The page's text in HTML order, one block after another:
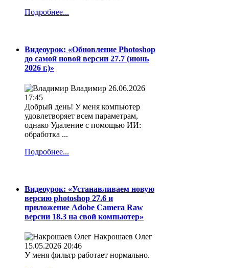
Подробнее...
Видеоурок: «Обновление Photoshop
до самой новой версии 27.7 (июнь
2026 г.)»
Владимир 26.06.2026
17:45
Добрый день! У меня компьютер
удовлетворяет всем параметрам,
однако Удаление с помощью ИИ:
обработка ...
Подробнее...
Видеоурок: «Устанавливаем новую
версию photoshop 27.6 и
приложение Adobe Camera Raw
версии 18.3 на свой компьютер»
Накрошаев Олег
15.05.2026 20:46
У меня фильтр работает нормально.